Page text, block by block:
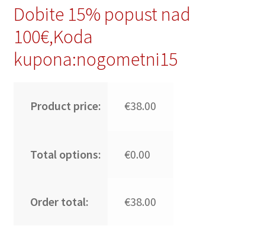
Dobite 15% popust nad
100€,Koda
kupona:nogometni15
Product price: €38.00
Total options: €0.00
Order total: €38.00